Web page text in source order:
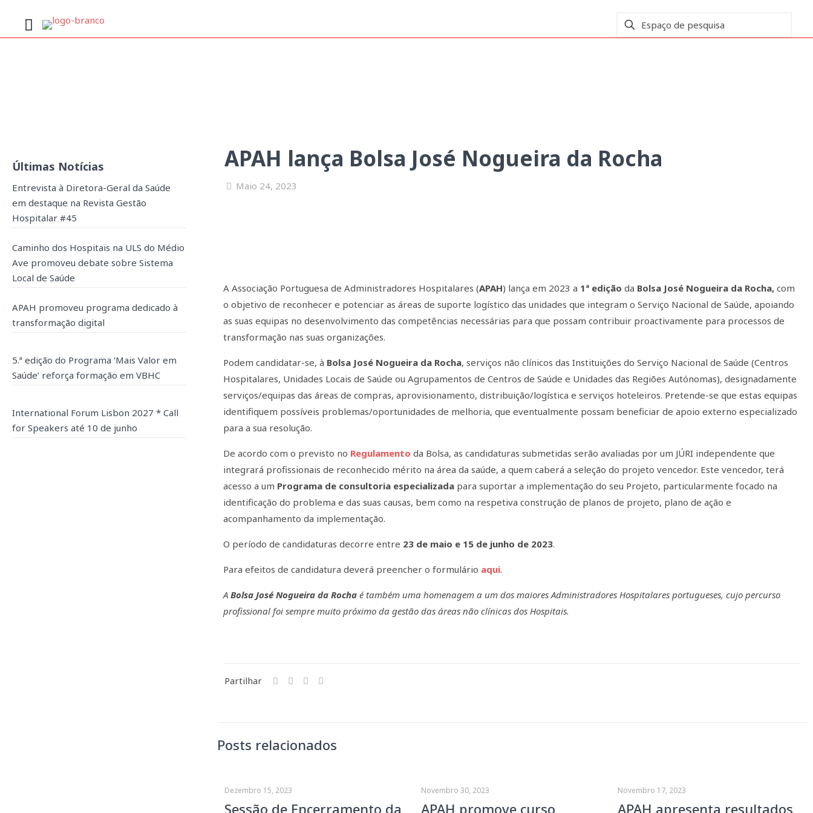
APAH lança Bolsa José Nogueira da Rocha
Maio 24, 2023
A Associação Portuguesa de Administradores Hospitalares (APAH) lança em 2023 a 1ª edição da Bolsa José Nogueira da Rocha,com
o objetivo de reconhecer e potenciar as áreas de suporte logístico das unidades que integram o Serviço Nacional de Saúde, apoiando
as suas equipas no desenvolvimento das competências necessárias para que possam contribuir proactivamente para processos de
transformação nas suas organizações.
Podem candidatar-se, à Bolsa José Nogueira da Rocha, serviços não clínicos das Instituições do Serviço Nacional de Saúde (Centros
Hospitalares, Unidades Locais de Saúde ou Agrupamentos de Centros de Saúde e Unidades das Regiões Autónomas), designadamente
serviços/equipas das áreas de compras, aprovisionamento, distribuição/logística e serviços hoteleiros. Pretende-se que estas equipas
identifiquem possíveis problemas/oportunidades de melhoria, que eventualmente possam beneficiar de apoio externo especializado
para a sua resolução.
De acordo com o previsto no Regulamento da Bolsa, as candidaturas submetidas serão avaliadas por um JÚRI independente que
integrará profissionais de reconhecido mérito na área da saúde, a quem caberá a seleção do projeto vencedor. Este vencedor, terá
acesso a um Programa de consultoria especializada para suportar a implementação do seu Projeto, particularmente focado na
identificação do problema e das suas causas, bem como na respetiva construção de planos de projeto, plano de ação e
acompanhamento da implementação.
O período de candidaturas decorre entre 23 de maio e 15 de junho de 2023.
Para efeitos de candidatura deverá preencher o formulário aqui.
ABolsa José Nogueira da Rocha é também uma homenagem a um dos maiores Administradores Hospitalares portugueses, cujo percurso
profissional foi sempre muito próximo da gestão das áreas não clínicas dos Hospitais.
Partilhar
Posts relacionados
Dezembro 15, 2023
Sessão de Encerramento da
Novembro 30, 2023
APAH promove curso
Novembro 17, 2023
APAH apresenta resultados
Últimas Notícias
Entrevista à Diretora-Geral da Saúde
em destaque na Revista Gestão
Hospitalar #45
Caminho dos Hospitais na ULS do Médio
Ave promoveu debate sobre Sistema
Local de Saúde
APAH promoveu programa dedicado à
transformação digital
5.ª edição do Programa ‘Mais Valor em
Saúde’ reforça formação em VBHC
International Forum Lisbon 2027 * Call
for Speakers até 10 de junho